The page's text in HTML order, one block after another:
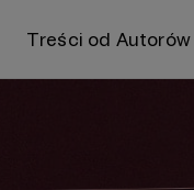
Treści od Autorów